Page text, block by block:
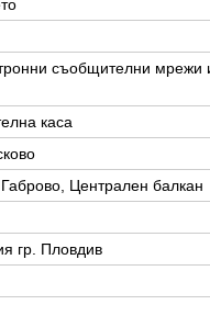
съобщителни мрежи
каса
Централен балкан
гр. Пловдив